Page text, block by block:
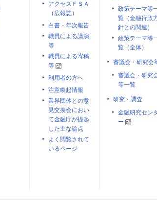
アクセスＦＳＡ
（広報誌）
白書・年次報告
職員による講演
等
職員による寄稿
等
利用者の方へ
注意喚起情報
業界団体との意
見交換会におい
て金融庁が提起
した主な論点
よく閲覧されて
いるページ
政策テーマ等
覧（金融行政
針との関連）
政策テーマ等
覧（全体）
審議会・研究会
審議会・研究
等一覧
研究・調査
金融研究セン
ー